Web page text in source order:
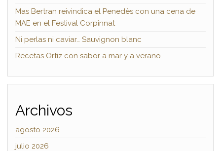
Mas Bertran reivindica el Penedès con una cena de
MAE en el Festival Corpinnat
Ni perlas ni caviar… Sauvignon blanc
Recetas Ortiz con sabor a mar y a verano
Archivos
agosto 2026
julio 2026